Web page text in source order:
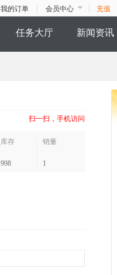
我的订单 会员中心 充值
任务大厅 新闻资讯
扫一扫，手机访问
库存 销量
998 1